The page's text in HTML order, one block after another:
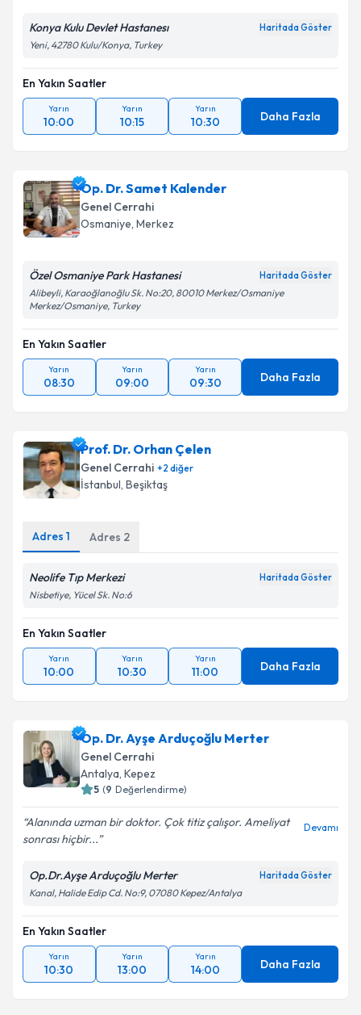
Konya Kulu Devlet Hastanesı Haritada Göster
Yeni, 42780 Kulu/Konya, Turkey
En Yakın Saatler
Yarın
10:00
Yarın
10:15
Yarın
10:30 Daha Fazla
Op. Dr. Samet Kalender
Genel Cerrahi
Osmaniye, Merkez
Özel Osmaniye Park Hastanesi Haritada Göster
Alibeyli, Karaoğlanoğlu Sk. No:20, 80010 Merkez/Osmaniye
Merkez/Osmaniye, Turkey
En Yakın Saatler
Yarın
08:30
Yarın
09:00
Yarın
09:30 Daha Fazla
Prof. Dr. Orhan Çelen
Genel Cerrahi +2 diğer
İstanbul, Beşiktaş
Adres 1 Adres 2
Neolife Tıp Merkezi Haritada Göster
Nisbetiye, Yücel Sk. No:6
En Yakın Saatler
Yarın
10:00
Yarın
10:30
Yarın
11:00 Daha Fazla
Op. Dr. Ayşe Arduçoğlu Merter
Genel Cerrahi
Antalya, Kepez
5 (9 Değerlendirme)
Alanında uzman bir doktor. Çok titiz çalışor. Ameliyat
sonrası hiçbir...
Devamı
Op.Dr.Ayşe Arduçoğlu Merter Haritada Göster
Kanal, Halide Edip Cd. No:9, 07080 Kepez/Antalya
En Yakın Saatler
Yarın
10:30
Yarın
13:00
Yarın
14:00 Daha Fazla